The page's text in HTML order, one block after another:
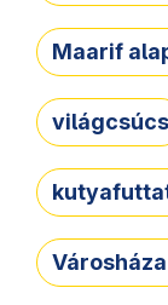
Maarif
világcsúcs